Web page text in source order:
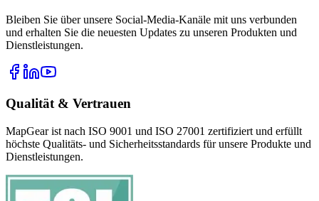
Bleiben Sie über unsere Social-Media-Kanäle mit uns verbunden
und erhalten Sie die neuesten Updates zu unseren Produkten und
Dienstleistungen.
Qualität & Vertrauen
MapGear ist nach ISO 9001 und ISO 27001 zertifiziert und erfüllt
höchste Qualitäts- und Sicherheitsstandards für unsere Produkte und
Dienstleistungen.